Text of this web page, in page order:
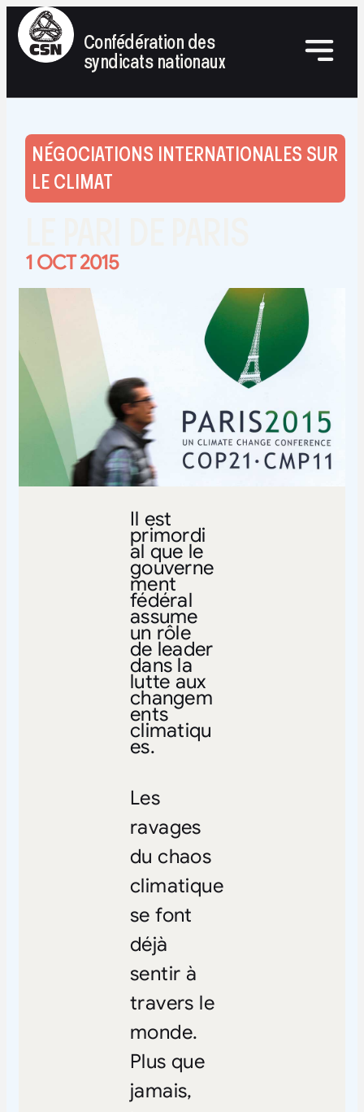
Confédération des
syndicats nationaux
NÉGOCIATIONS INTERNATIONALES SUR
LE CLIMAT
1 OCT 2015
Il est
primordi
al que le
gouverne
ment
fédéral
assume
un rôle
de leader
dans la
lutte aux
changem
ents
climatiqu
es.
Les
ravages
du chaos
climatique
se font
déjà
sentir à
travers le
monde.
Plus que
jamais,